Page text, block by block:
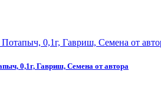
0,1г, Гавриш, Семена от автора